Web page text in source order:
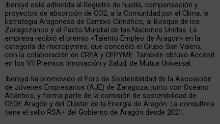
Ibersyd está adherida al Registro de huella, compensación y
proyectos de absorción de CO2, a la Comunidad por el Clima, la
Estrategia Aragonesa de Cambio Climático, al Bosque de los
Zaragozanos y al Pacto Mundial de las Naciones Unidas. La
empresa recibió el premio «Talento Empleo de Aragón» en la
categoría de micropymes, que concedió el Grupo San Valero,
con la colaboración de CREA y CEPYME. También obtuvo Accésit
en los VII Premios Innovación y Salud, de Mutua Universal.
Ibersyd ha promovido el Foro de Sostenibilidad de la Asociación
de Jóvenes Empresarios (AJE) de Zaragoza, junto con Océano
Atlántico, y forma parte de la comisión de sostenibilidad de
CEOE Aragón y del Clúster de la Energía de Aragón. La consultora
tiene el sello RSA+ del Gobierno de Aragón desde 2021.